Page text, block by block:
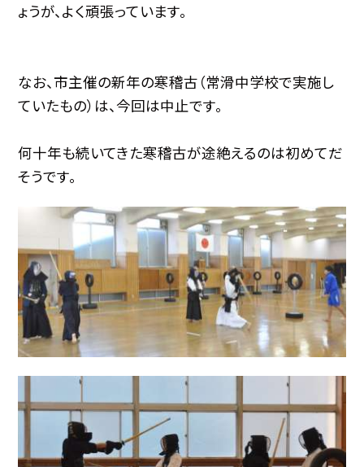
ょうが、よく頑張っています。
なお、市主催の新年の寒稽古（常滑中学校で実施し
ていたもの）は、今回は中止です。
何十年も続いてきた寒稽古が途絶えるのは初めてだ
そうです。